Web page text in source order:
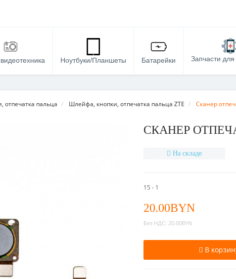
Ноутбуки/Планшеты Батарейки Запчасти
отпечатка пальца Шлейфа, кнопки, отпечатка пальца ZTE Сканер
СКАНЕР
На складе
15 - 1
20.00BYN
Без НДС: 20.00BYN
В